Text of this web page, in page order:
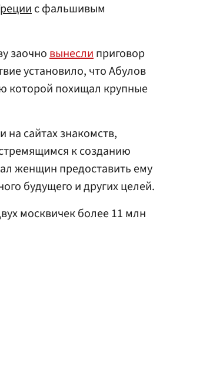
с фальшивым
заочновынеслиприговор
установило, что Абулов
которой похищал крупные
сайтах знакомств,
к созданию
женщин предоставить ему
будущего и других целей.
москвичек более 11 млн